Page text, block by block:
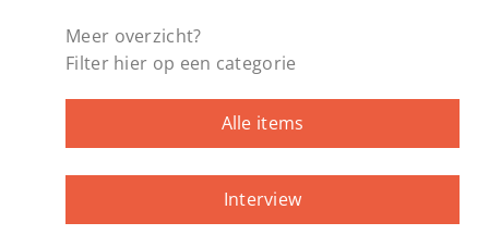
Meer overzicht?
Filter hier op een categorie
Alle items
Interview